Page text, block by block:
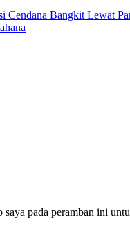
Cendana Bangkit Lewat
saya pada peramban ini